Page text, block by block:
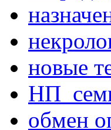
новые
обмен